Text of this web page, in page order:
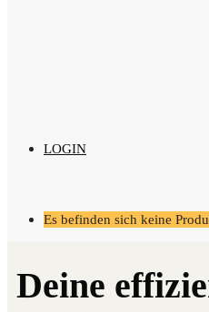
LOGIN
Es befinden sich keine